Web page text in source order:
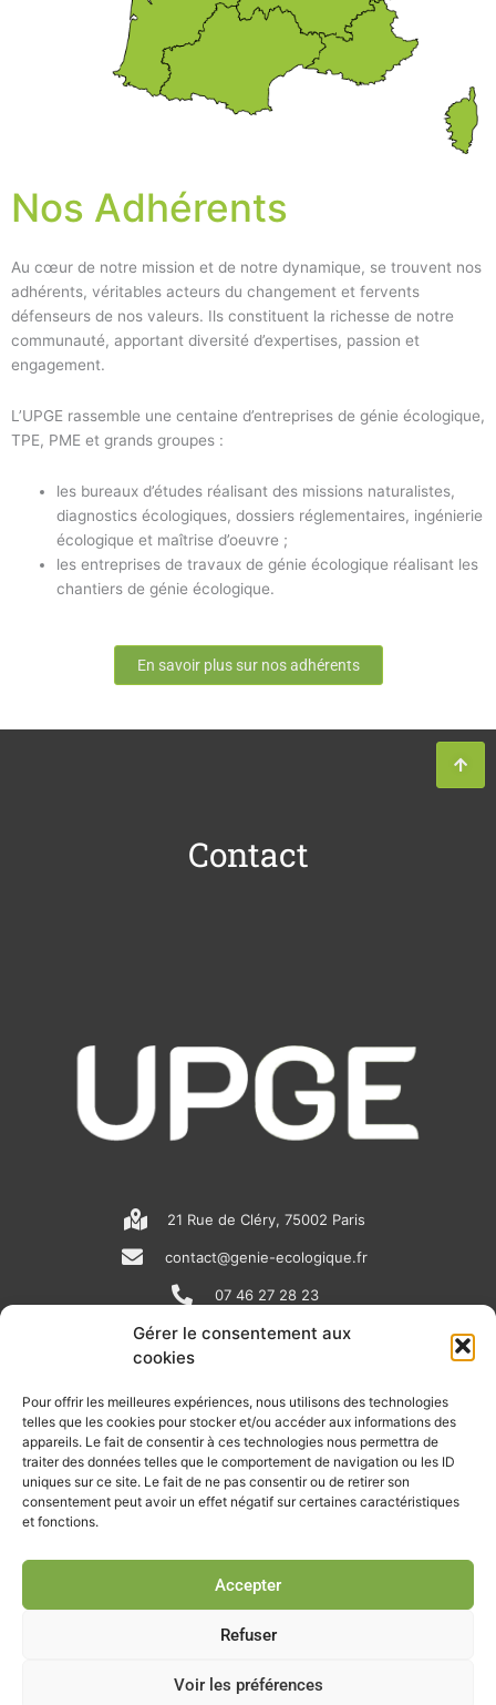
Gérer le consentement aux
cookies
Pour offrir les meilleures expériences, nous utilisons des technologies
telles que les cookies pour stocker et/ou accéder aux informations des
appareils. Le fait de consentir à ces technologies nous permettra de
traiter des données telles que le comportement de navigation ou les ID
uniques sur ce site. Le fait de ne pas consentir ou de retirer son
consentement peut avoir un effet négatif sur certaines caractéristiques
et fonctions.
Accepter
Refuser
Voir les préférences
Nos Adhérents
Au cœur de notre mission et de notre dynamique, se trouvent nos
adhérents, véritables acteurs du changement et fervents
défenseurs de nos valeurs. Ils constituent la richesse de notre
communauté, apportant diversité d’expertises, passion et
engagement.
L’UPGE rassemble une centaine d’entreprises de génie écologique,
TPE, PME et grands groupes :
les bureaux d’études réalisant des missions naturalistes,
diagnostics écologiques, dossiers réglementaires, ingénierie
écologique et maîtrise d’oeuvre ;
les entreprises de travaux de génie écologique réalisant les
chantiers de génie écologique.
En savoir plus sur nos adhérents
Contact
21 Rue de Cléry, 75002 Paris
contact@genie-ecologique.fr
07 46 27 28 23
N
e
w
s
p
p
e
i
n
k
e
i
n
o
u
t
u
e
RECEVOIR L'ACTU DE LA FILIÈRE
Retrouvez tous les mois les articles terrain de nos adhérents, les
rendez-vous importants de la filière, nos offres de stages et
Je m'abonne à la lettre d'info